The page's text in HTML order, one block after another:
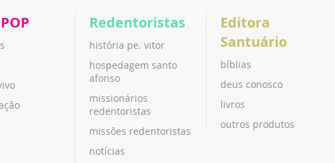
Redentoristas
história pe. vitor
hospedagem santo
afonso
missionários
redentoristas
missões redentoristas
notícias
Editora
Santuário
bíblias
deus conosco
livros
outros produtos